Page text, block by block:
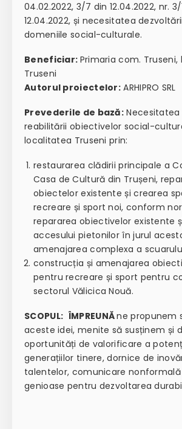
04.02.2022, 3/7 din 12.04.2022, nr.
12.04.2022, și necesitatea
domeniile social-culturale.
Beneficiar: Primaria com.
Truseni
Autorul proiectelor: ARHIPRO SRL
Prevederile de bază: Necesitatea
reabilitării obiectivelor social-
localitatea Truseni prin:
restaurarea clădirii principale a
Casa de Cultură din Trușeni,
obiectelor existente și crearea
recreare și sport noi, conform
repararea obiectivelor existente
accesului pietonilor în jurul
amenajarea complexa a
construcția și amenajarea
pentru recreare și sport pentru
sectorul Vălicica Nouă.
SCOPUL: ÎMPREUNĂne propunem
aceste idei, menite să susținem și
oportunități de valorificare a
generațiilor tinere, dornice de
talentelor, comunicare nonformală
genioase pentru dezvoltarea